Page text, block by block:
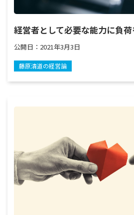
経営者として必要な能力に負
公開日： 2021年3月3日
藤原清道の経営論